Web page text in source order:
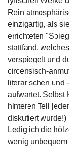
Rein
einzigartig, als
errichteten
stattfand,
verspiegelt und
circensisch-
literarischen und
aufwartet. Selbst
hinteren Teil
diskutiert wurde!)
Lediglich die
wenig unbequem